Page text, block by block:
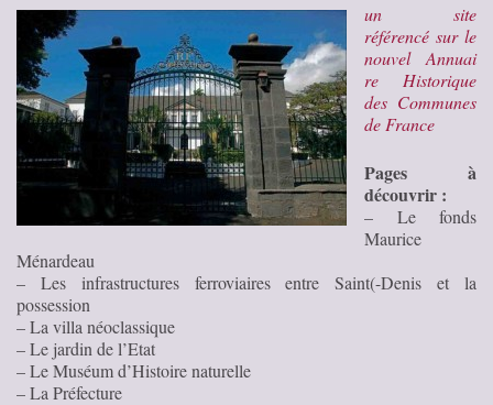
un site
référencé sur le
nouvel Annuai
re Historique
des Communes
de France
Pages à
découvrir :
– Le fonds
Maurice
Ménardeau
– Les infrastructures ferroviaires entre Saint(-Denis et la
possession
– La villa néoclassique
– Le jardin de l’Etat
– Le Muséum d’Histoire naturelle
– La Préfecture